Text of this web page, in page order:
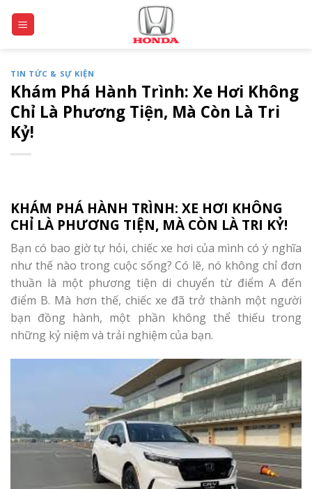
TIN TỨC & SỰ KIỆN
Khám Phá Hành Trình: Xe Hơi Không
Chỉ Là Phương Tiện, Mà Còn Là Tri
Kỷ!
KHÁM PHÁ HÀNH TRÌNH: XE HƠI KHÔNG
CHỈ LÀ PHƯƠNG TIỆN, MÀ CÒN LÀ TRI KỶ!
Bạn có bao giờ tự hỏi, chiếc xe hơi của mình có ý nghĩa
như thế nào trong cuộc sống? Có lẽ, nó không chỉ đơn
thuần là một phương tiện di chuyển từ điểm A đến
điểm B. Mà hơn thế, chiếc xe đã trở thành một người
bạn đồng hành, một phần không thể thiếu trong
những kỷ niệm và trải nghiệm của bạn.